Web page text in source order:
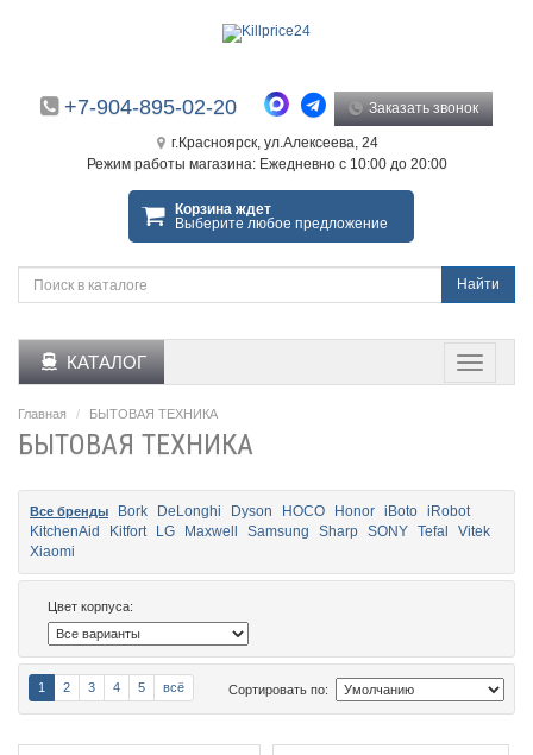
+7-904-895-02-20 Заказать звонок
г.Красноярск, ул.Алексеева, 24
Режим работы магазина: Ежедневно с 10:00 до 20:00
Корзина ждет
Выберите любое предложение
Найти
КАТАЛОГ
Главная БЫТОВАЯ ТЕХНИКА
БЫТОВАЯ ТЕХНИКА
Все бренды Bork DeLonghi Dyson HOCO Honor iBoto iRobot
KitchenAid
Kitfort LG Maxwell Samsung Sharp SONY Tefal
Vitek
Xiaomi
Цвет корпуса:
Сортировать по:
1 2 3 4 5 всё